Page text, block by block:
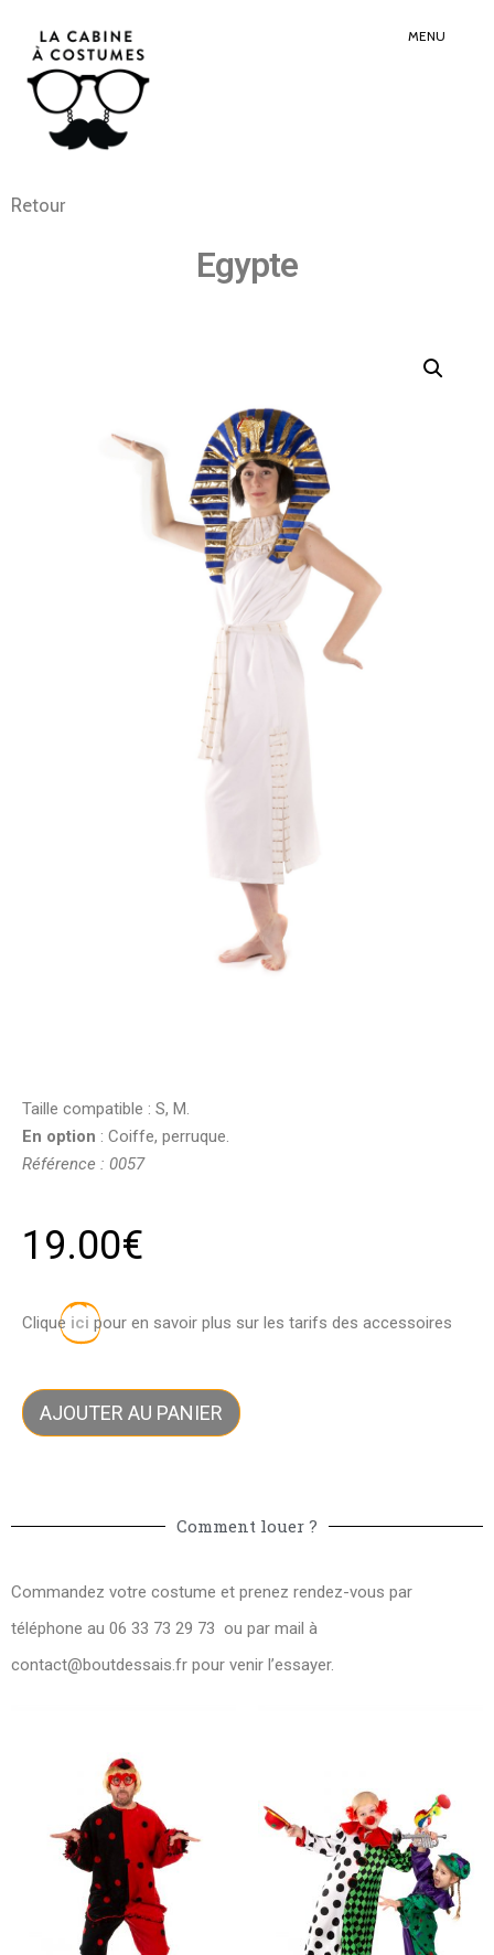
MENU
Retour
Egypte
Taille compatible : S, M.
En option : Coiffe, perruque.
Référence : 0057
19.00€
Clique ici pour en savoir plus sur les tarifs des accessoires
AJOUTER AU PANIER
Comment louer ?
Commandez votre costume et prenez rendez-vous par
téléphone au 06 33 73 29 73 ou par mail à
contact@boutdessais.fr pour venir l’essayer.